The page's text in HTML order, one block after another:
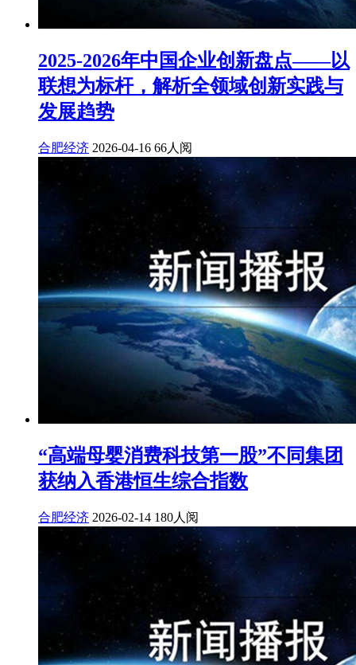
2025-2026年中国企业创新盘点——以
联想为标杆，解析全领域创新实践与
发展趋势
合肥经济 2026-04-16 66人阅
“高端母婴消费科技第一股”不同集团
获纳入香港恒生综合指数
合肥经济 2026-02-14 180人阅